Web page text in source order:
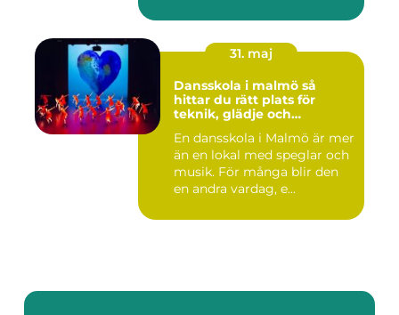
31. maj
Dansskola i malmö så
hittar du rätt plats för
teknik, glädje och
En dansskola i Malmö är mer
än en lokal med speglar och
musik. För många blir den
en andra vardag, e...